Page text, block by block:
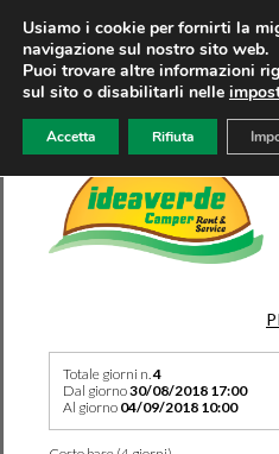
Totale giorni n.4
Dal giorno30/08/2018 17:00
Al giorno 04/09/2018 10:00
Usiamo i cookie per fornirti la
navigazione sul nostro sito web.
Puoi trovare altre informazioni
sul sito o disabilitarli nelle
Accetta Rifiuta